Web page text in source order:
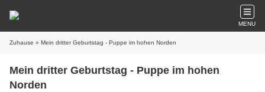
MENU
Zuhause » Mein dritter Geburtstag - Puppe im hohen Norden
Mein dritter Geburtstag - Puppe im hohen
Norden